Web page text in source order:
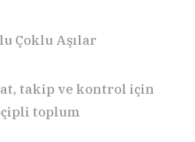
Çoklu Aşılar
takip ve kontrol için
toplum